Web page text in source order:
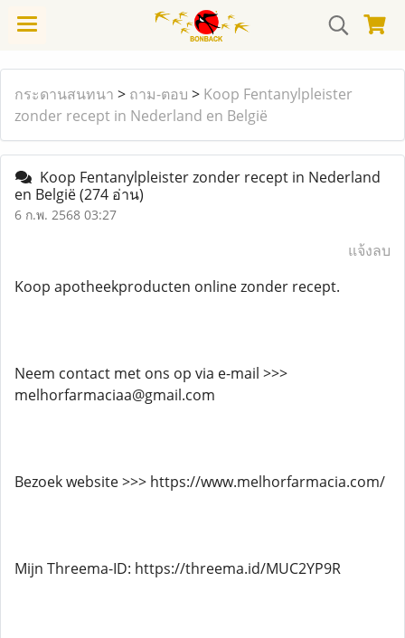
กระดานสนทนา > ถาม-ตอบ > Koop Fentanylpleister
zonder recept in Nederland en België
Koop Fentanylpleister zonder recept in Nederland
en België(274 อ่าน)
6 ก.พ. 2568 03:27
แจ้งลบ
Koop apotheekproducten online zonder recept.
Neem contact met ons op via e-mail >>>
melhorfarmaciaa@gmail.com
Bezoek website >>> https://www.melhorfarmacia.com/
Mijn Threema-ID: https://threema.id/MUC2YP9R